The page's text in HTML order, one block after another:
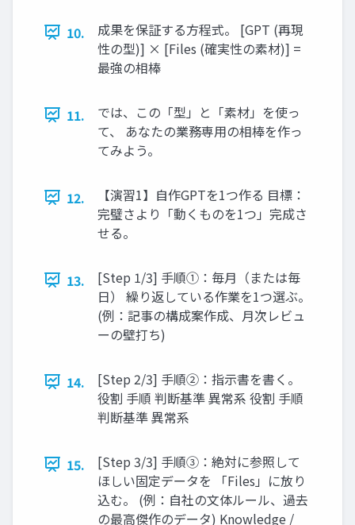
10.
成果を保証する方程式。 [GPT (再現
性の型)] × [Files (確実性の素材)] =
最強の相棒
11.
では、この「型」と「素材」を使っ
て、 あなたの業務専用の相棒を作っ
てみよう。
12.
【演習1】自作GPTを1つ作る 目標：
完璧さより「動くものを1つ」完成さ
せる。
13.
[Step 1/3] 手順①：毎月（または毎
日） 繰り返している作業を1つ選ぶ。
(例：記事の構成案作成、月次レビュ
ーの壁打ち)
14.
[Step 2/3] 手順②：指示書を書く。
役割 手順 判断基準 異常系 役割 手順
判断基準 異常系
15.
[Step 3/3] 手順③：絶対に参照して
ほしい固定データを 「Files」に放り
込む。 (例：自社の文体ルール、過去
の最高傑作のデータ) Knowledge /